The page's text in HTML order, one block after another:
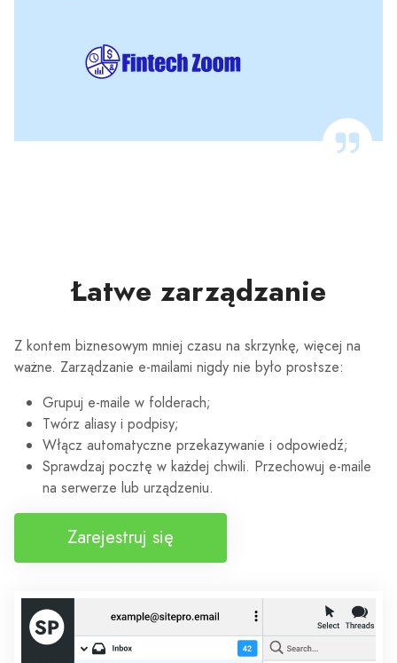
Łatwe zarządzanie
Z kontem biznesowym mniej czasu na skrzynkę, więcej na
ważne. Zarządzanie e-mailami nigdy nie było prostsze:
Grupuj e-maile w folderach;
Twórz aliasy i podpisy;
Włącz automatyczne przekazywanie i odpowiedź;
Sprawdzaj pocztę w każdej chwili. Przechowuj e-maile
na serwerze lub urządzeniu.
Zarejestruj się